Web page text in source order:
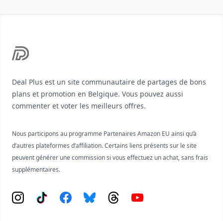
Deal Plus est un site communautaire de partages de bons
plans et promotion en Belgique. Vous pouvez aussi
commenter et voter les meilleurs offres.
Nous participons au programme Partenaires Amazon EU ainsi qu’à
d’autres plateformes d’affiliation. Certains liens présents sur le site
peuvent générer une commission si vous effectuez un achat, sans frais
supplémentaires.
Instagram
Tiktok FacebookBlueskyThreadsYouTube